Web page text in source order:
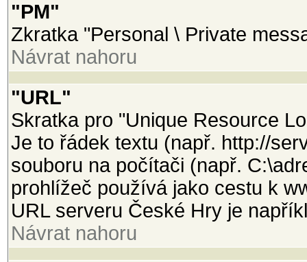
"PM"
Zkratka "Personal \ Private
Návrat nahoru
"URL"
Skratka pro "Unique Resource
Je to řádek textu (např. http://
souboru na počítači (např.
prohlížeč používá jako cestu k
URL serveru České Hry je
Návrat nahoru